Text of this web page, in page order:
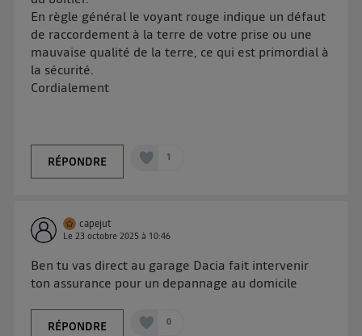
En règle général le voyant rouge indique un défaut
de raccordement à la terre de votre prise ou une
mauvaise qualité de la terre, ce qui est primordial à
la sécurité.
Cordialement
RÉPONDRE 1
capejut
Le23 octobre 2025 à 10:46
Ben tu vas direct au garage Dacia fait intervenir
ton assurance pour un depannage au domicile
RÉPONDRE 0